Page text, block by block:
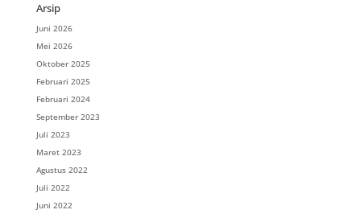
Arsip
Juni 2026
Mei 2026
Oktober 2025
Februari 2025
Februari 2024
September 2023
Juli 2023
Maret 2023
Agustus 2022
Juli 2022
Juni 2022